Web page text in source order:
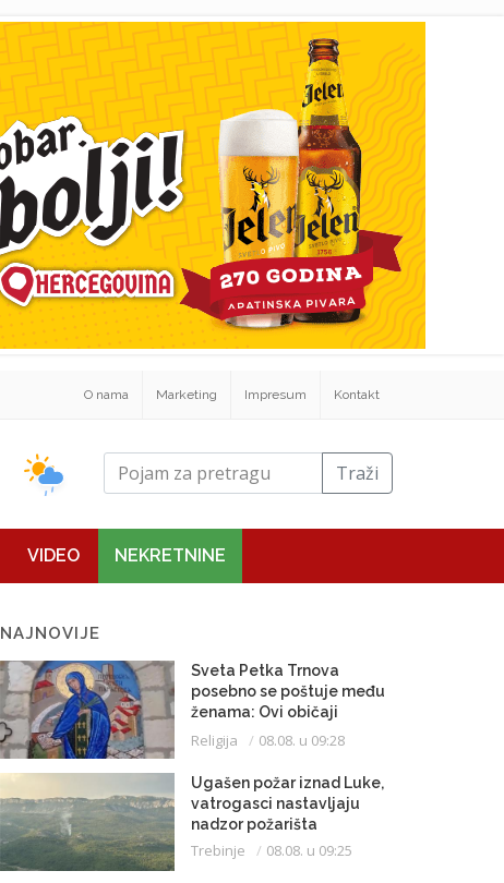
O nama Marketing Impresum Kontakt
Traži
VIDEO NEKRETNINE
NAJNOVIJE
Sveta Petka Trnova
posebno se poštuje među
ženama: Ovi običaji
vijekovima se čuvaju
Religija 08.08. u 09:28
Ugašen požar iznad Luke,
vatrogasci nastavljaju
nadzor požarišta
Trebinje 08.08. u 09:25